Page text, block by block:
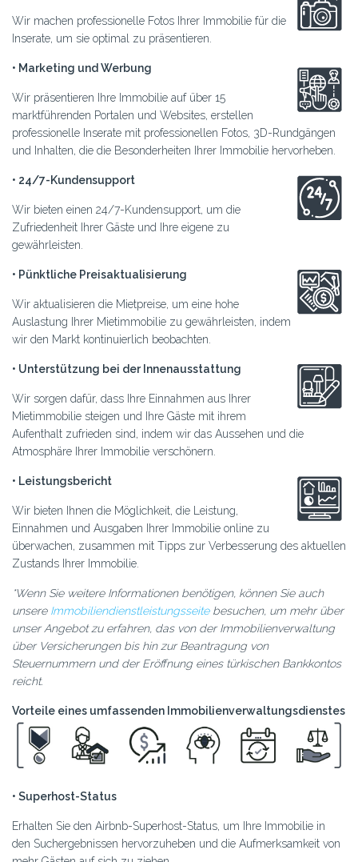
Wir machen professionelle Fotos Ihrer Immobilie für die
Inserate, um sie optimal zu präsentieren.
• Marketing und Werbung
Wir präsentieren Ihre Immobilie auf über 15
marktführenden Portalen und Websites, erstellen
professionelle Inserate mit professionellen Fotos, 3D-Rundgängen
und Inhalten, die die Besonderheiten Ihrer Immobilie hervorheben.
• 24/7-Kundensupport
Wir bieten einen 24/7-Kundensupport, um die
Zufriedenheit Ihrer Gäste und Ihre eigene zu
gewährleisten.
• Pünktliche Preisaktualisierung
Wir aktualisieren die Mietpreise, um eine hohe
Auslastung Ihrer Mietimmobilie zu gewährleisten, indem
wir den Markt kontinuierlich beobachten.
• Unterstützung bei der Innenausstattung
Wir sorgen dafür, dass Ihre Einnahmen aus Ihrer
Mietimmobilie steigen und Ihre Gäste mit ihrem
Aufenthalt zufrieden sind, indem wir das Aussehen und die
Atmosphäre Ihrer Immobilie verschönern.
• Leistungsbericht
Wir bieten Ihnen die Möglichkeit, die Leistung,
Einnahmen und Ausgaben Ihrer Immobilie online zu
überwachen, zusammen mit Tipps zur Verbesserung des aktuellen
Zustands Ihrer Immobilie.
*Wenn Sie weitere Informationen benötigen, können Sie auch
unsere Immobiliendienstleistungsseitebesuchen, um mehr über
unser Angebot zu erfahren, das von der Immobilienverwaltung
über Versicherungen bis hin zur Beantragung von
Steuernummern und der Eröffnung eines türkischen Bankkontos
reicht.
Vorteile eines umfassenden Immobilienverwaltungsdienstes
• Superhost-Status
Erhalten Sie den Airbnb-Superhost-Status, um Ihre Immobilie in
den Suchergebnissen hervorzuheben und die Aufmerksamkeit von